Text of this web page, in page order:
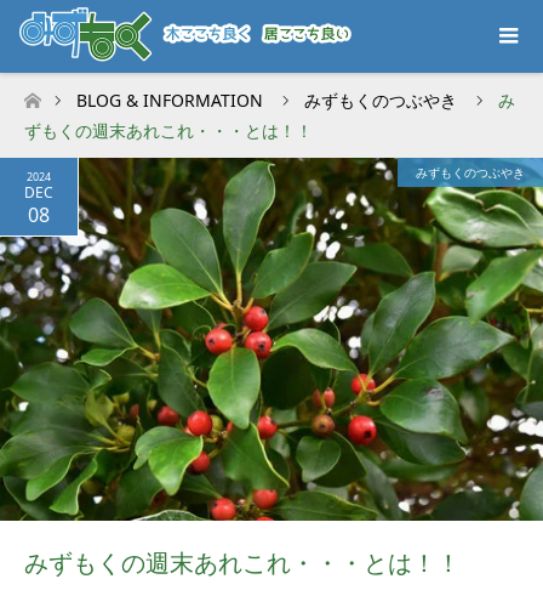
ホーム
BLOG & INFORMATION みずもくのつぶやき
み
ずもくの週末あれこれ・・・とは！！
2024
DEC
08
みずもくのつぶやき
みずもくの週末あれこれ・・・とは！！